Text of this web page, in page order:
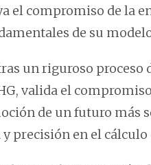
el compromiso de la
de su
un riguroso proceso
valida el
de un futuro más
precisión en el cálculo